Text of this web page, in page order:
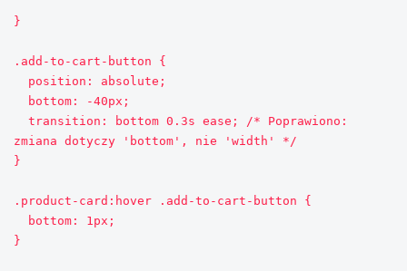
}
.add-to-cart-button {
zmiana dotyczy 'bottom', nie 'width' */
}
.product-card:hover .add-to-cart-button {
}